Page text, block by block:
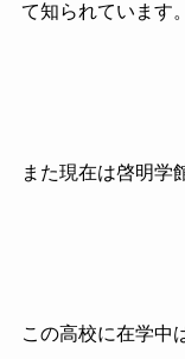
て知られています。
また現在は啓明学
この高校に在学中